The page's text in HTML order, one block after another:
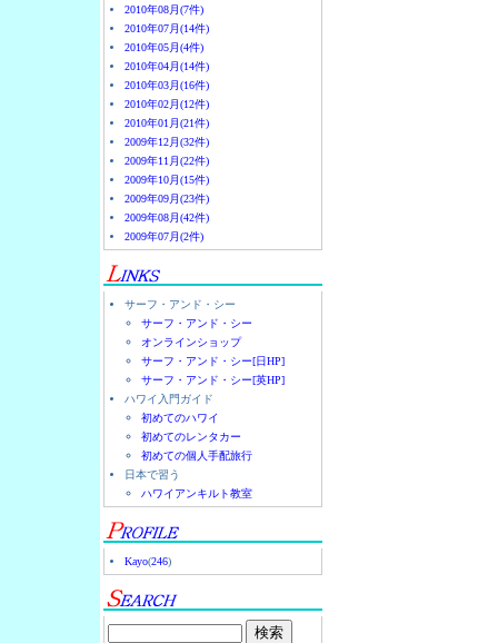
2010年08月(7件)
2010年07月(14件)
2010年05月(4件)
2010年04月(14件)
2010年03月(16件)
2010年02月(12件)
2010年01月(21件)
2009年12月(32件)
2009年11月(22件)
2009年10月(15件)
2009年09月(23件)
2009年08月(42件)
2009年07月(2件)
サーフ・アンド・シー
サーフ・アンド・シー
オンラインショップ
サーフ・アンド・シー[日HP]
サーフ・アンド・シー[英HP]
ハワイ入門ガイド
初めてのハワイ
初めてのレンタカー
初めての個人手配旅行
日本で習う
ハワイアンキルト教室
Kayo(246)